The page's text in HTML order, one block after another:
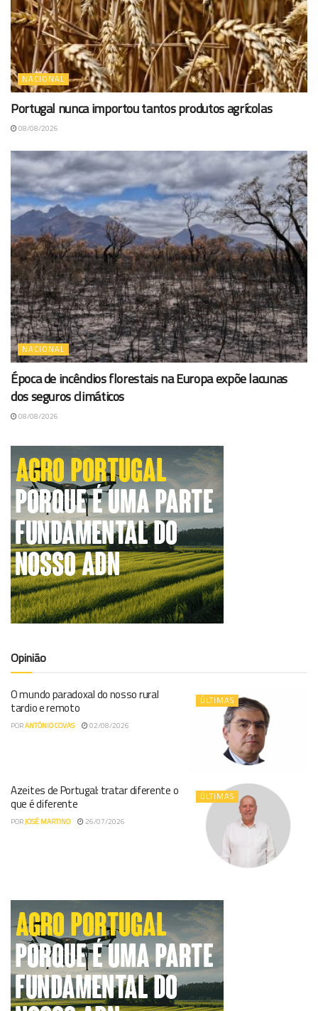
NACIONAL
Portugal nunca importou tantos produtos agrícolas
08/08/2026
NACIONAL
Época de incêndios florestais na Europa expõe lacunas
dos seguros climáticos
08/08/2026
Opinião
ÚLTIMAS
O mundo paradoxal do nosso rural
tardio e remoto
PORANTÓNIO COVAS 02/08/2026
ÚLTIMAS
Azeites de Portugal: tratar diferente o
que é diferente
PORJOSÉ MARTINO 26/07/2026